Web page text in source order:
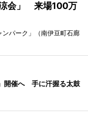
涼会」 来場100万
パーク」（南伊豆町石廊
開催へ 手に汗握る太鼓